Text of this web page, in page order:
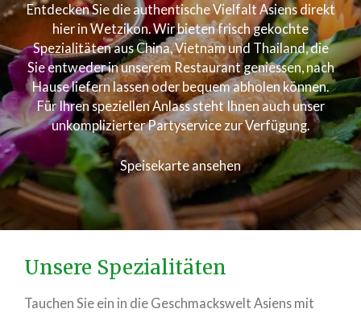
Entdecken Sie die authentische Vielfalt Asiens direkt
hier in Wetzikon. Wir bieten frisch gekochte
Spezialitäten aus China, Vietnam und Thailand, die
Sie entweder in unserem Restaurant geniessen, nach
Hause liefern lassen oder bequem abholen können.
Für Ihren speziellen Anlass steht Ihnen auch unser
unkomplizierter Partyservice zur Verfügung.
Speisekarte ansehen
Unsere Spezialitäten
Tauchen Sie ein in die Geschmackswelt Asiens mit